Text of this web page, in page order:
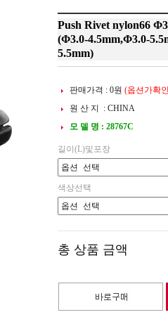
Push Rivet nylon66
(Φ3.0-4.5mm,Φ3.0-
5.5mm)
판매가격 : 0원 (옵션가확
원 산 지 : CHINA
모 델 명 : 28767C
길이(L)및포장
색상선택
총 상품 금액